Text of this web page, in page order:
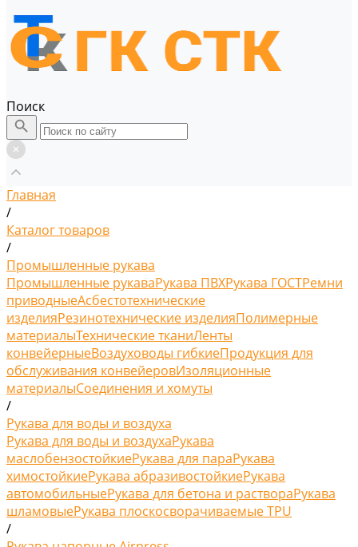
Поиск
Главная
/
Каталог товаров
/
Промышленные рукава
Промышленные рукаваРукава ПВХРукава ГОСТРемни
приводныеАсбестотехнические
изделияРезинотехнические изделияПолимерные
материалыТехнические тканиЛенты
конвейерныеВоздуховоды гибкиеПродукция для
обслуживания конвейеровИзоляционные
материалыСоединения и хомуты
/
Рукава для воды и воздуха
Рукава для воды и воздухаРукава
маслобензостойкиеРукава для параРукава
химостойкиеРукава абразивостойкиеРукава
автомобильныеРукава для бетона и раствораРукава
шламовыеРукава плоскосворачиваемые TPU
/